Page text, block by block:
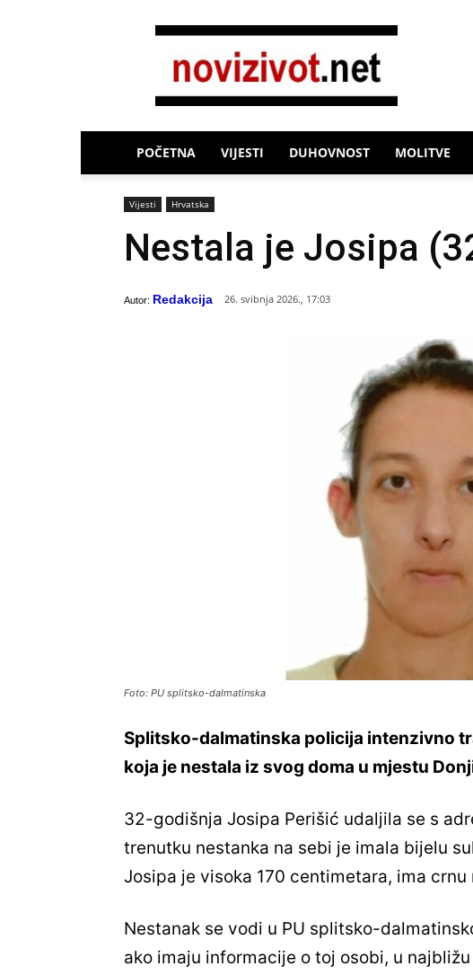
Novi
POČETNA VIJESTI DUHOVNOST MOLITVE
Vijesti Hrvatska
Nestala je Josipa
Autor: Redakcija 26. svibnja 2026., 17:03
Foto: PU splitsko-dalmatinska
Splitsko-dalmatinska policija intenzivno
koja je nestala iz svog doma u mjestu
32-godišnja Josipa Perišić udaljila se s
trenutku nestanka na sebi je imala bijelu
Josipa je visoka 170 centimetara, ima
Nestanak se vodi u PU splitsko-
ako imaju informacije o toj osobi, u